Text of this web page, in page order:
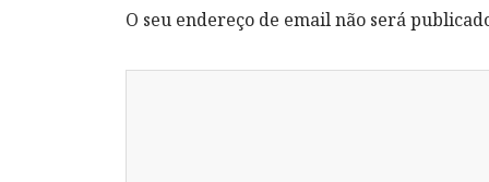
O seu endereço de email não será